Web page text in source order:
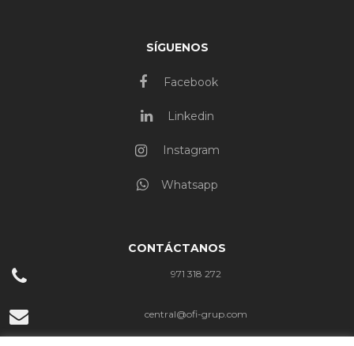
SÍGUENOS
Facebook
Linkedin
Instagram
Whatsapp
CONTÁCTANOS
971 318 272
central@ofi-grup.com